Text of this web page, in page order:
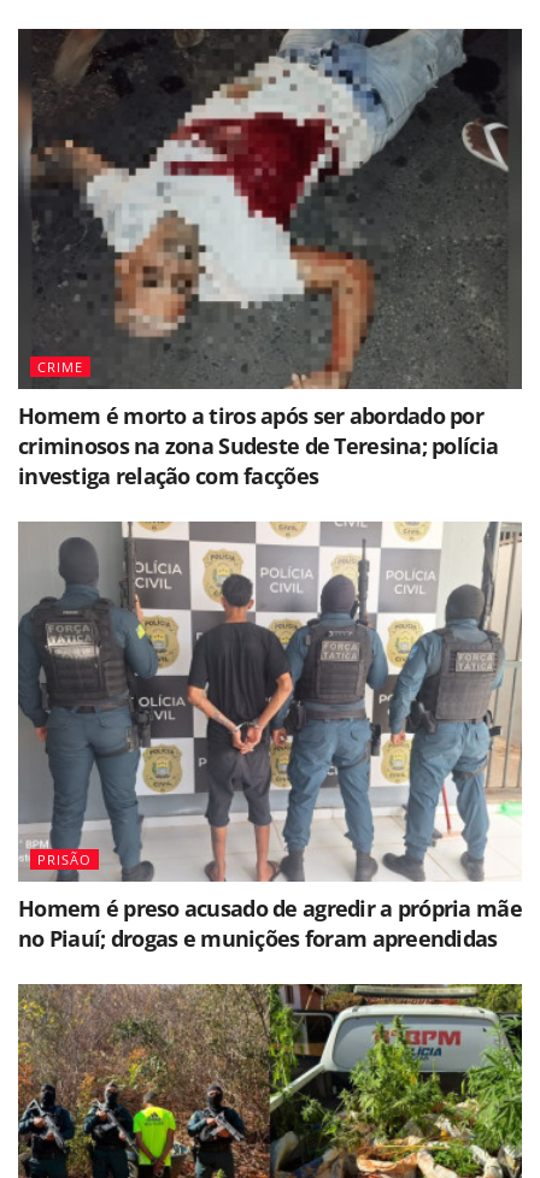
CRIME
Homem é morto a tiros após ser abordado por
criminosos na zona Sudeste de Teresina; polícia
investiga relação com facções
PRISÃO
Homem é preso acusado de agredir a própria mãe
no Piauí; drogas e munições foram apreendidas